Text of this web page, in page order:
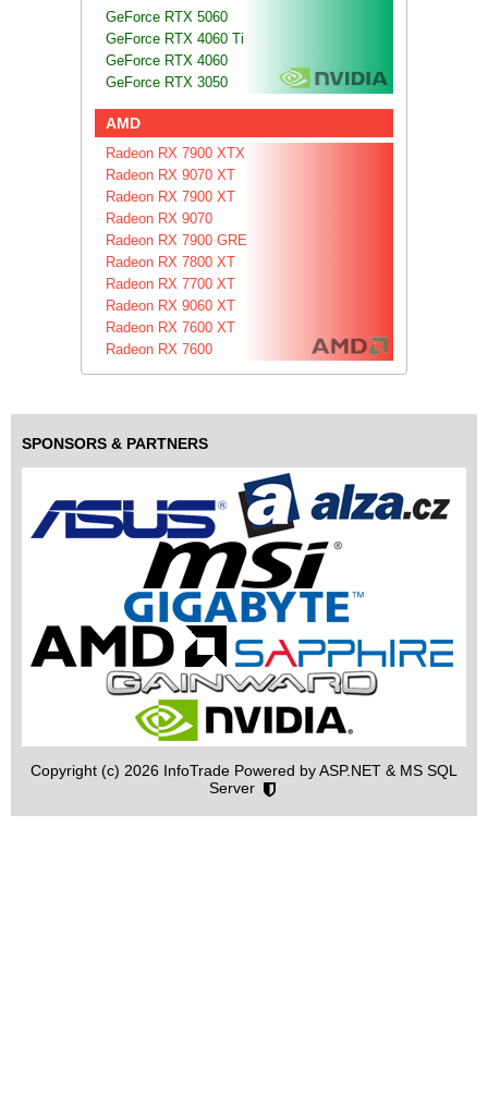
GeForce RTX 5060
GeForce RTX 4060 Ti
GeForce RTX 4060
GeForce RTX 3050
AMD
Radeon RX 7900 XTX
Radeon RX 9070 XT
Radeon RX 7900 XT
Radeon RX 9070
Radeon RX 7900 GRE
Radeon RX 7800 XT
Radeon RX 7700 XT
Radeon RX 9060 XT
Radeon RX 7600 XT
Radeon RX 7600
SPONSORS & PARTNERS
Copyright (c) 2026 InfoTrade Powered by ASP.NET & MS SQL
Server